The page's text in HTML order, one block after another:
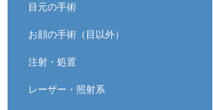
目元の手術
お顔の手術（目以外）
注射・処置
レーザー・照射系